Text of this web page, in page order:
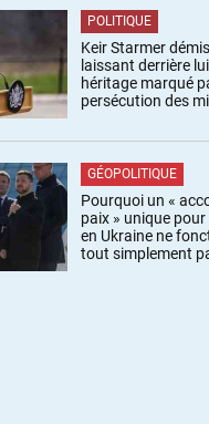
POLITIQUE
Keir Starmer
laissant derrière
héritage marqué
persécution des
GÉOPOLITIQUE
Pourquoi un «
paix » unique
en Ukraine ne
tout simplement